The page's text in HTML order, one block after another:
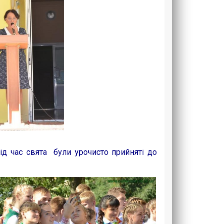
час свята були урочисто прийняті до